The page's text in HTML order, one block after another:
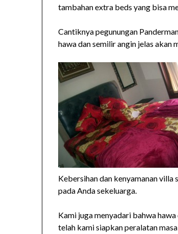
tambahan extra beds yang bisa
Cantiknya pegunungan
hawa dan semilir angin jelas
Kebersihan dan kenyamanan
pada Anda sekeluarga.
Kami juga menyadari bahwa
telah kami siapkan peralatan